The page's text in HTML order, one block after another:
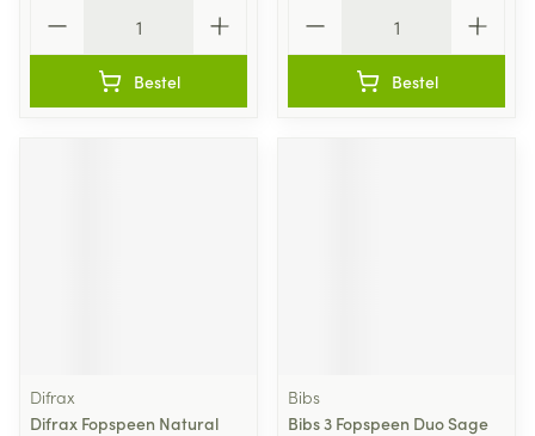
Bestel Bestel
Difrax
Difrax Fopspeen Natural
Bibs
Bibs 3 Fopspeen Duo Sage